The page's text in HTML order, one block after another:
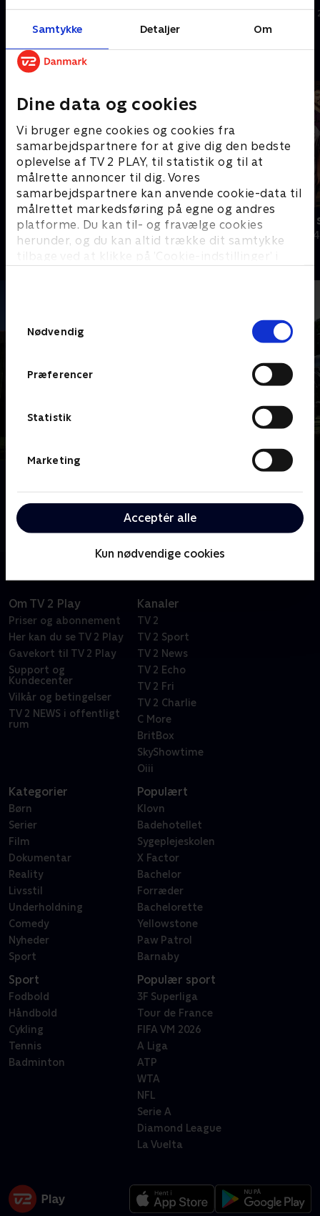
Samtykke Detaljer Om
Dine data og cookies
Vi bruger egne cookies og cookies fra
samarbejdspartnere for at give dig den bedste
oplevelse af TV 2 PLAY, til statistik og til at
målrette annoncer til dig. Vores
samarbejdspartnere kan anvende cookie-data til
målrettet markedsføring på egne og andres
platforme. Du kan til- og fravælge cookies
herunder, og du kan altid trække dit samtykke
tilbage ved at klikke på ’Cookie-indstillinger’ i
Nødvendig
Præferencer
Statistik
Marketing
Acceptér alle
Kun nødvendige cookies
pligter.
9. maj 2022 • 43 min
sætter skik på familiens tyran
16. maj 2022 • 43 min
Andre så også
Megafamilie - mor, far og 16 børn
Dokumentar • 1 sæsoner
24 timer på
Dokumentar •
familie. Noel og Sue har 22 børn i alle aldre. Følg med
i deres travle liv på godt og ondt.
Om TV 2 Play
Priser og abonnement
Her kan du se TV 2 Play
Gavekort til TV 2 Play
Support og
Kundecenter
Vilkår og betingelser
TV 2 NEWS i offentligt
rum
Kanaler
TV 2
TV 2 Sport
TV 2 News
TV 2 Echo
TV 2 Fri
TV 2 Charlie
C More
BritBox
SkyShowtime
Oiii
Kategorier
Børn
Serier
Film
Dokumentar
Reality
Livsstil
Underholdning
Comedy
Nyheder
Sport
Populært
Klovn
Badehotellet
Sygeplejeskolen
X Factor
Bachelor
Forræder
Bachelorette
Yellowstone
Paw Patrol
Barnaby
Sport
Fodbold
Håndbold
Cykling
Tennis
Badminton
Populær sport
3F Superliga
Tour de France
FIFA VM 2026
A Liga
ATP
WTA
NFL
Serie A
Diamond League
La Vuelta